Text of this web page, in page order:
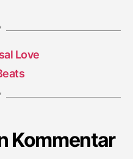
Love
Kommentar